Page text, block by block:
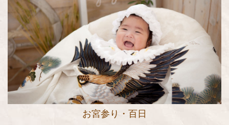
お宮参り・百日